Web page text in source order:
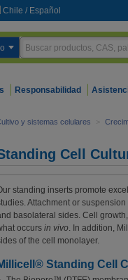
Chile / Español
Responsabilidad
y sistemas celulares >
Cell
standing inserts promote
Attachment or
basolateral sides. Cell
occurs in vivo. In addition,
of the cell monolayer.
Standing Cell